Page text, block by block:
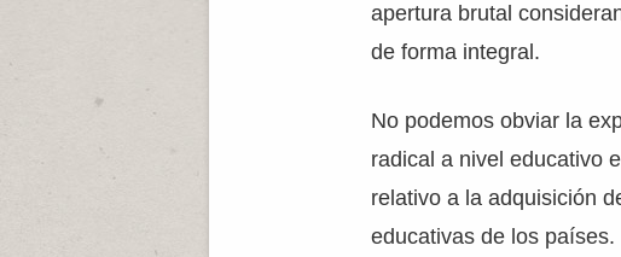
apertura brutal
de forma integral.
No podemos obviar la
radical a nivel educativo
relativo a la adquisición
educativas de los países.